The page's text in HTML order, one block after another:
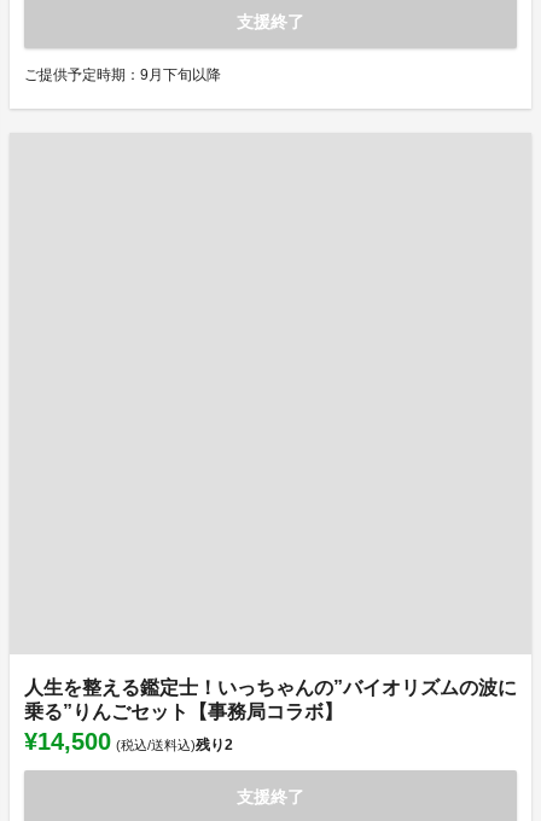
支援終了
ご提供予定時期：9月下旬以降
人生を整える鑑定士！いっちゃんの”バイオリズムの波に
乗る”りんごセット【事務局コラボ】
¥14,500 (税込/送料込)残り2
支援終了